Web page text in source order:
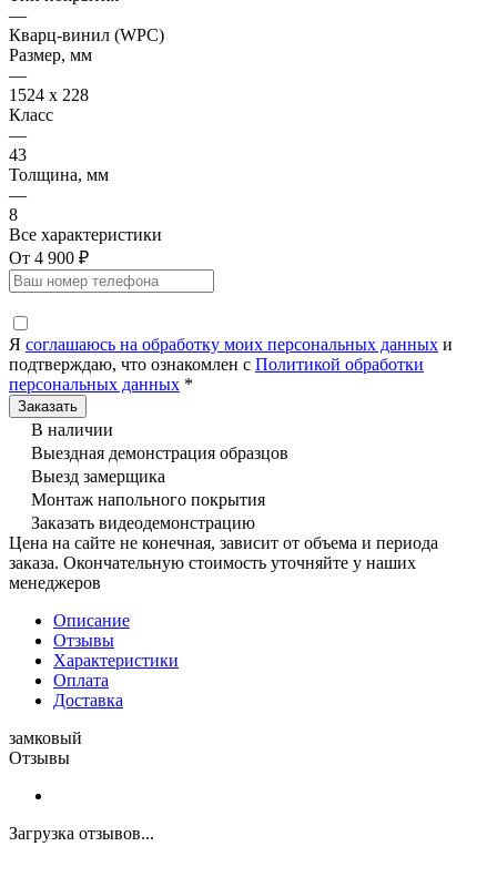
—
Кварц-винил (WPC)
Размер, мм
—
1524 x 228
Класс
—
43
Толщина, мм
—
8
Все характеристики
От 4 900 ₽
Я соглашаюсь на обработку моих персональных данных и
подтверждаю, что ознакомлен с Политикой обработки
персональных данных *
В наличии
Выездная демонстрация образцов
Выезд замерщика
Монтаж напольного покрытия
Заказать видеодемонстрацию
Цена на сайте не конечная, зависит от объема и периода
заказа. Окончательную стоимость уточняйте у наших
менеджеров
Описание
Отзывы
Характеристики
Оплата
Доставка
замковый
Отзывы
Загрузка отзывов...